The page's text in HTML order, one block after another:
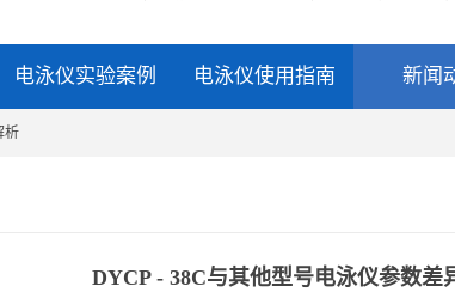
电泳仪实验案例 电泳仪使用指南 新闻
析
DYCP - 38C与其他型号电泳仪参数差